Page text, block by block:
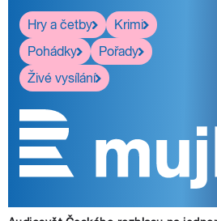
Hry a četby
Krimi
Pohádky
Pořady
Živé vysílání